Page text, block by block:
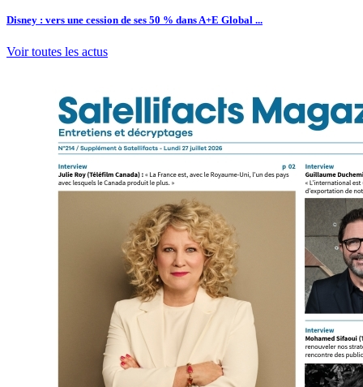
Disney : vers une cession de ses 50 % dans A+E Global ...
Voir toutes les actus